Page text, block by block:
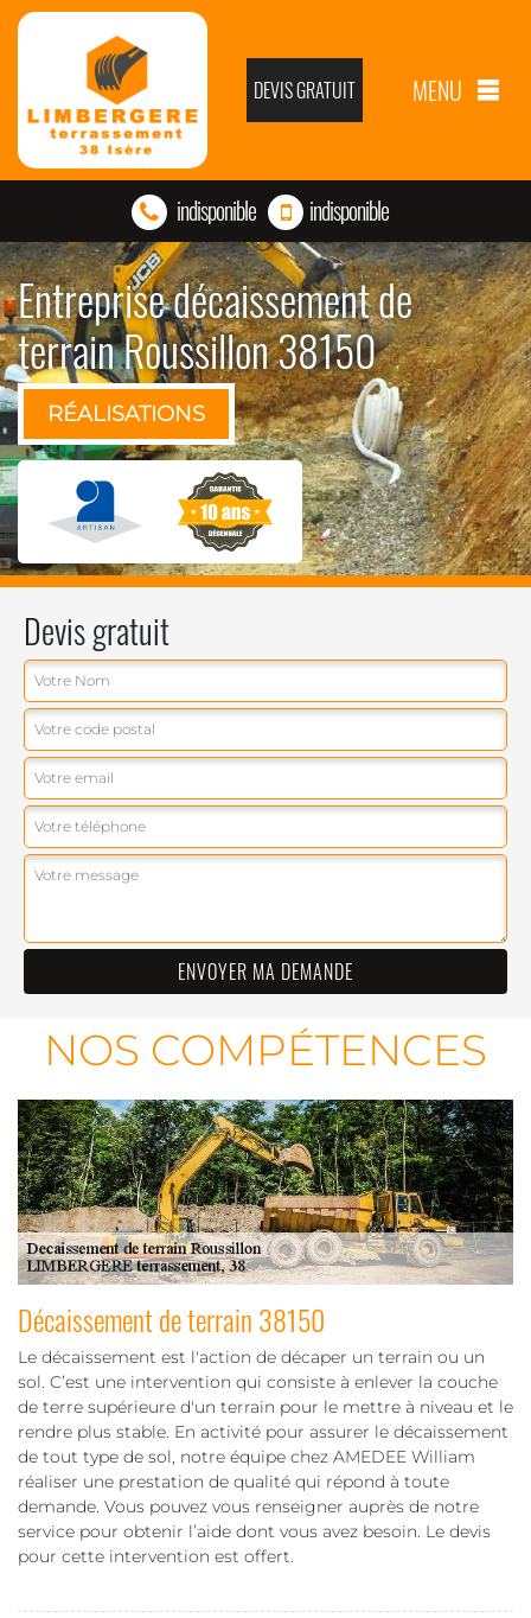
DEVIS GRATUIT MENU
indisponible indisponible
Entreprise décaissement de
terrain Roussillon 38150
RÉALISATIONS
Devis gratuit
NOS COMPÉTENCES
Décaissement de terrain 38150
Le décaissement est l'action de décaper un terrain ou un
sol. C’est une intervention qui consiste à enlever la couche
de terre supérieure d'un terrain pour le mettre à niveau et le
rendre plus stable. En activité pour assurer le décaissement
de tout type de sol, notre équipe chez AMEDEE William
réaliser une prestation de qualité qui répond à toute
demande. Vous pouvez vous renseigner auprès de notre
service pour obtenir l’aide dont vous avez besoin. Le devis
pour cette intervention est offert.